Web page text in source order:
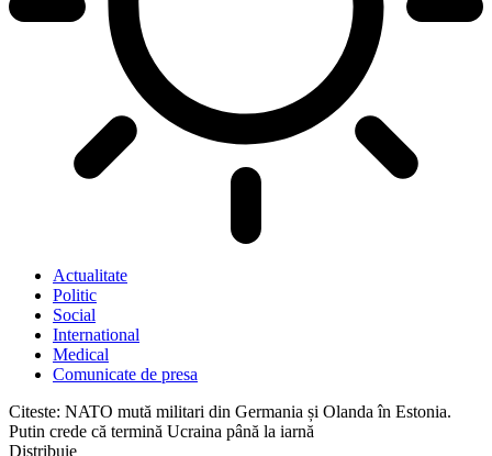
Actualitate
Politic
Social
International
Medical
Comunicate de presa
Citeste: NATO mută militari din Germania și Olanda în Estonia.
Putin crede că termină Ucraina până la iarnă
Distribuie